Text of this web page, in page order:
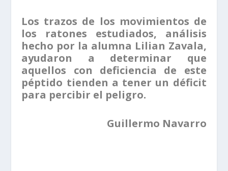
Los trazos de los movimientos de
los ratones estudiados, análisis
hecho por la alumna Lilian Zavala,
ayudaron a determinar que
aquellos con deficiencia de este
péptido tienden a tener un déficit
para percibir el peligro.
Guillermo Navarro